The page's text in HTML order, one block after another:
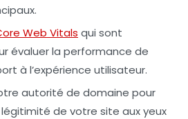
Web Vitals qui sont
évaluer la performance de
à l’expérience utilisateur.
autorité de domaine pour
de votre site aux yeux